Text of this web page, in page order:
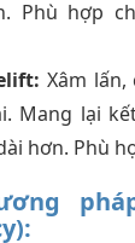
Phù hợp
Xâm
Mang lại
hơn. Phù